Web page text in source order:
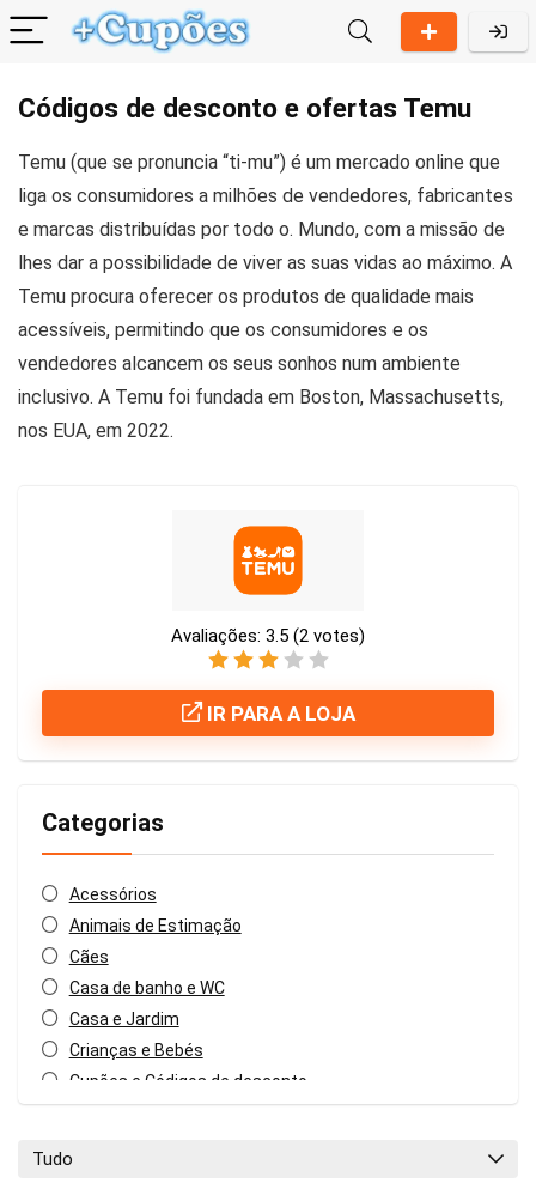
Códigos de desconto e ofertas Temu
Temu (que se pronuncia “ti-mu”) é um mercado online que
liga os consumidores a milhões de vendedores, fabricantes
e marcas distribuídas por todo o. Mundo, com a missão de
lhes dar a possibilidade de viver as suas vidas ao máximo. A
Temu procura oferecer os produtos de qualidade mais
acessíveis, permitindo que os consumidores e os
vendedores alcancem os seus sonhos num ambiente
inclusivo. A Temu foi fundada em Boston, Massachusetts,
nos EUA, em 2022.
Avaliações: 3.5 (2 votes)
IR PARA A LOJA
Categorias
Acessórios
Animais de Estimação
Cães
Casa de banho e WC
Casa e Jardim
Crianças e Bebés
Cupões e Códigos de desconto
Tudo